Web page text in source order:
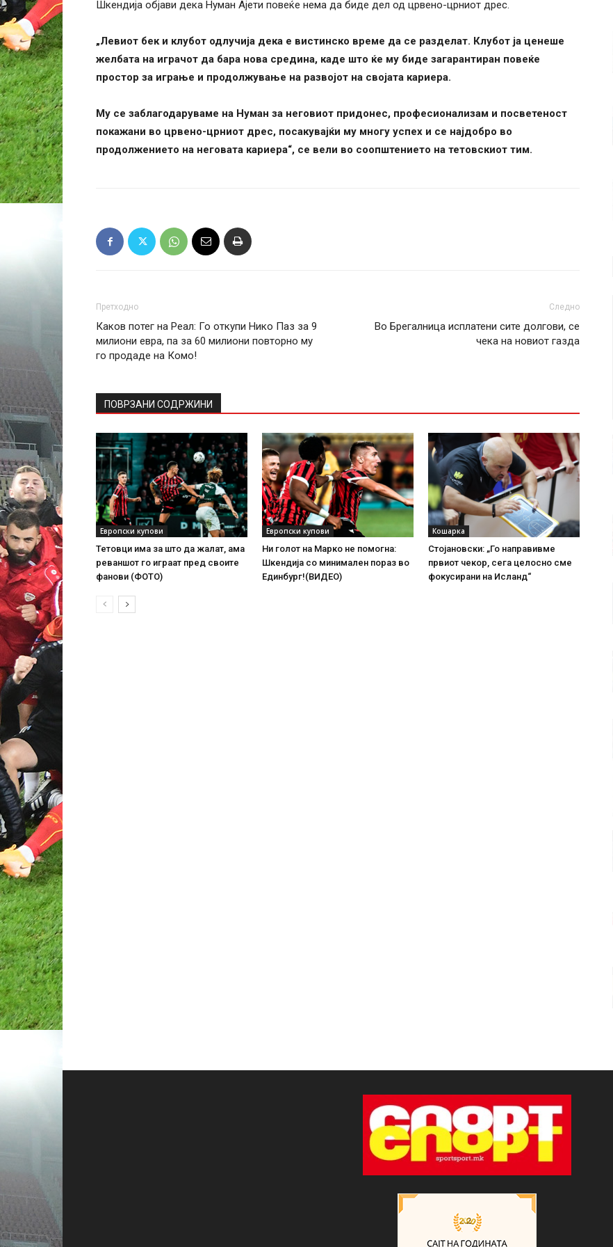
Шкендија објави дека Нуман Ајети повеќе нема да биде дел од црвено-црниот дрес.
„Левиот бек и клубот одлучија дека е вистинско време да се разделат. Клубот ја ценеше
желбата на играчот да бара нова средина, каде што ќе му биде загарантиран повеќе
простор за играње и продолжување на развојот на својата кариера.
Му се заблагодаруваме на Нуман за неговиот придонес, професионализам и посветеност
покажани во црвено-црниот дрес, посакувајќи му многу успех и се најдобро во
продолжението на неговата кариера“, се вели во соопштението на тетовскиот тим.
Претходно
Каков потег на Реал: Го откупи Нико Паз за 9
милиони евра, па за 60 милиони повторно му
го продаде на Комо!
Следно
Во Брегалница исплатени сите долгови, се
чека на новиот газда
ПОВРЗАНИ СОДРЖИНИ
Европски купови
Тетовци има за што да жалат, ама
реваншот го играат пред своите
фанови (ФОТО)
Европски купови
Ни голот на Марко не помогна:
Шкендија со минимален пораз во
Единбург!(ВИДЕО)
Кошарка
Стојановски: „Го направивме
првиот чекор, сега целосно сме
фокусирани на Исланд“